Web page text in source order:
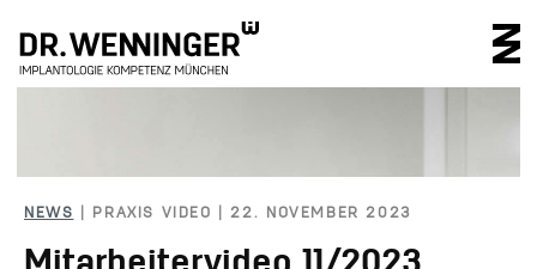
NEWS | PRAXIS VIDEO | 22. NOVEMBER 2023
Mitarbeitervideo 11/2023